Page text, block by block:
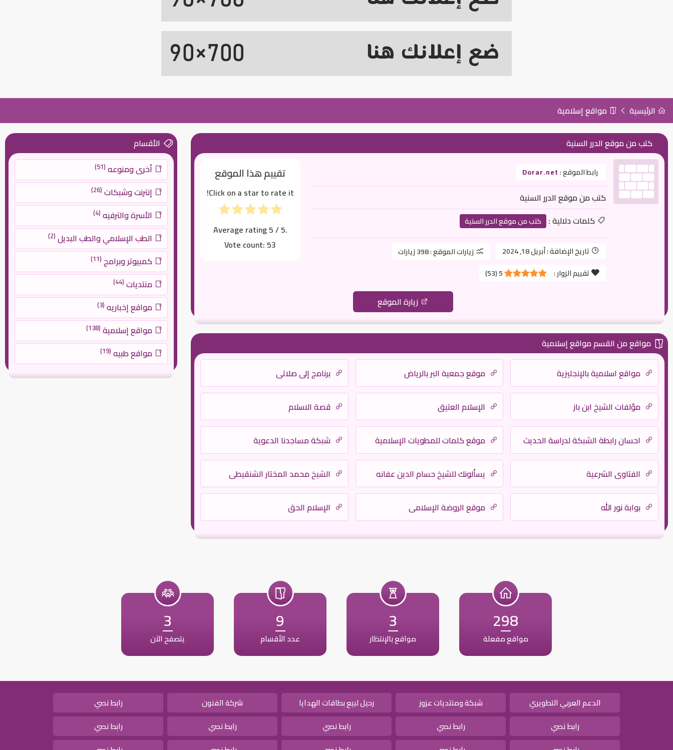
الرئيسية مواقع إسلامية
كتب من موقع الدرر السنية
رابط الموقع :Dorar.net
كتب من موقع الدرر السنية
كلمات دلالية :
كتب من موقع الدرر السنية
تاريخ الإضافة :أبريل 18, 2024 زيارات الموقع :398 زيارات
تقييم الزوار :
5
(
53
)
تقييم هذا الموقع
Click on a star to rate it!
Average rating5/ 5.
Vote count:53
زيارة الموقع
مواقع من القسم مواقع إسلامية
مواقع اسلامية بالإنجليزية
موقع جمعية البر بالرياض برنامج إلى صلاتى
مؤلفات الشيخ ابن باز الإسلام العتيق قصة الاسلام
احسان رابطة الشبكة لدراسة الحديث موقع كلمات للمطويات الإسلامية شبكة مساجدنا الدعوية
الفتاوى الشرعية يسألونك للشيخ حسام الدين عفانه الشيخ محمد المختار الشنقيطي
بوابة نور الله موقع الروضة الإسلامي الإسلام الحق
الأقسام
أخرى ومنوعه (51)
إنترنت وشبكات (26)
الأسرة والترفيه (4)
الطب الإسلامي والطب البديل (2)
كمبيوتر وبرامج (11)
منتديات (44)
مواقع إخباريه (3)
مواقع إسلامية (138)
مواقع طبيه (19)
298
مواقع مفعلة
3
مواقع بالإنتظار
9
عدد الأقسام
3
يتصفح الآن
الدعم العربي التطويري شبكة ومنتديات عزوز رحيل لبيع بطاقات الهدايا شركة الفنون
رابط نصي
رابط نصي
رابط نصي رابط نصي رابط نصي
رابط نصي